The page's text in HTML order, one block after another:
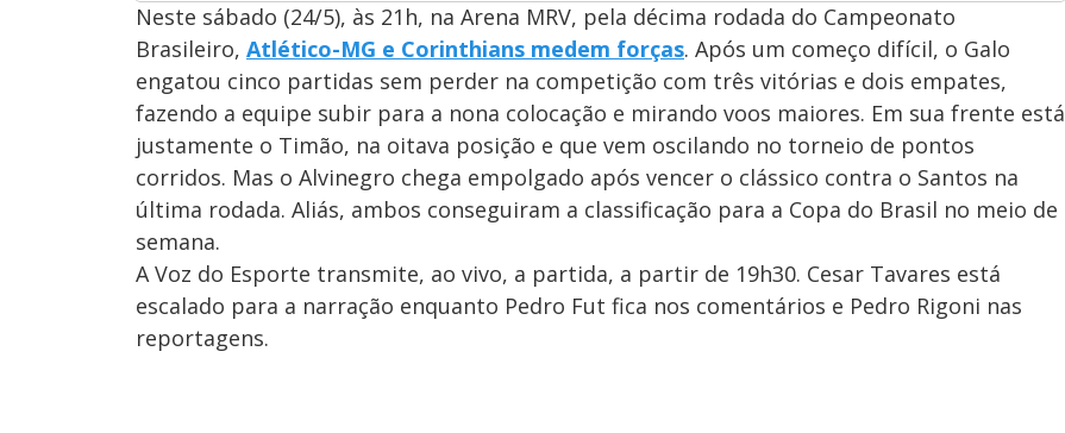
Neste sábado (24/5), às 21h, na Arena MRV, pela décima rodada do Campeonato
Brasileiro, Atlético-MG e Corinthians medem forças. Após um começo difícil, o Galo
engatou cinco partidas sem perder na competição com três vitórias e dois empates,
fazendo a equipe subir para a nona colocação e mirando voos maiores. Em sua frente está
justamente o Timão, na oitava posição e que vem oscilando no torneio de pontos
corridos. Mas o Alvinegro chega empolgado após vencer o clássico contra o Santos na
última rodada. Aliás, ambos conseguiram a classificação para a Copa do Brasil no meio de
semana.
A Voz do Esporte transmite, ao vivo, a partida, a partir de 19h30. Cesar Tavares está
escalado para a narração enquanto Pedro Fut fica nos comentários e Pedro Rigoni nas
reportagens.